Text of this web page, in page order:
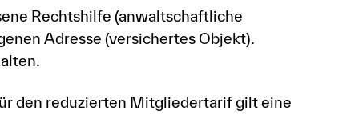
Rechtshilfe (anwaltschaftliche
Adresse (versichertes Objekt).
den reduzierten Mitgliedertarif gilt eine